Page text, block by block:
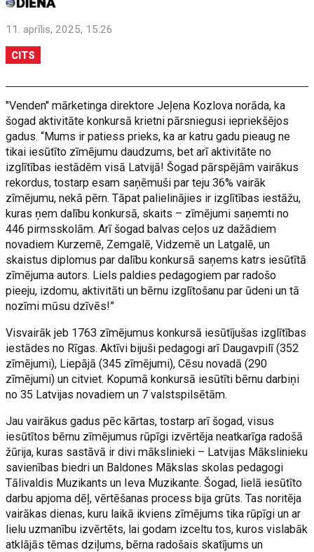
11. aprīlis, 2025, 15:26
CITS
"Venden" mārketinga direktore Jeļena Kozlova norāda, ka
šogad aktivitāte konkursā krietni pārsniegusi iepriekšējos
gadus. “Mums ir patiess prieks, ka ar katru gadu pieaug ne
tikai iesūtīto zīmējumu daudzums, bet arī aktivitāte no
izglītības iestādēm visā Latvijā! Šogad pārspējām vairākus
rekordus, tostarp esam saņēmuši par teju 36% vairāk
zīmējumu, nekā pērn. Tāpat palielinājies ir izglītības iestāžu,
kuras ņem dalību konkursā, skaits – zīmējumi saņemti no
446 pirmsskolām. Arī šogad balvas ceļos uz dažādiem
novadiem Kurzemē, Zemgalē, Vidzemē un Latgalē, un
skaistus diplomus par dalību konkursā saņems katrs iesūtītā
zīmējuma autors. Liels paldies pedagogiem par radošo
pieeju, izdomu, aktivitāti un bērnu izglītošanu par ūdeni un tā
nozīmi mūsu dzīvēs!”
Visvairāk jeb 1763 zīmējumus konkursā iesūtījušas izglītības
iestādes no Rīgas. Aktīvi bijuši pedagogi arī Daugavpilī (352
zīmējumi), Liepājā (345 zīmējumi), Cēsu novadā (290
zīmējumi) un citviet. Kopumā konkursā iesūtīti bērnu darbiņi
no 35 Latvijas novadiem un 7 valstspilsētām.
Jau vairākus gadus pēc kārtas, tostarp arī šogad, visus
iesūtītos bērnu zīmējumus rūpīgi izvērtēja neatkarīga radošā
žūrija, kuras sastāvā ir divi mākslinieki – Latvijas Mākslinieku
savienības biedri un Baldones Mākslas skolas pedagogi
Tālivaldis Muzikants un Ieva Muzikante. Šogad, lielā iesūtīto
darbu apjoma dēļ, vērtēšanas process bija grūts. Tas noritēja
vairākas dienas, kuru laikā ikviens zīmējums tika rūpīgi un ar
lielu uzmanību izvērtēts, lai godam izceltu tos, kuros vislabāk
atklājās tēmas dziļums, bērna radošais skatījums un